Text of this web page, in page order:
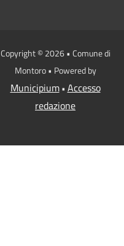
Copyright © 2026 • Comune di
Montoro • Powered by
Municipium• Accesso
redazione